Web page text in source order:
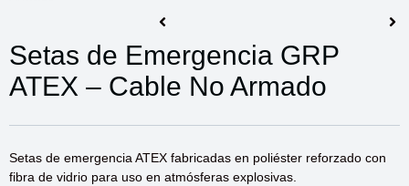
Setas de Emergencia GRP
ATEX – Cable No Armado
Setas de emergencia ATEX fabricadas en poliéster reforzado con
fibra de vidrio para uso en atmósferas explosivas.